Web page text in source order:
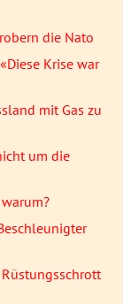
die Nato
Krise war
mit Gas zu
um die